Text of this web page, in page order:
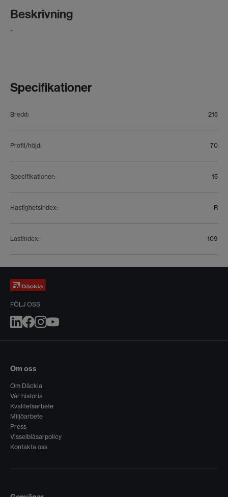
Beskrivning
-
Specifikationer
Bredd: 215
Profil/höjd: 70
Specifikationer: 15
Hastighetsindex: R
Lastindex: 109
FÖLJ OSS
Om oss
Om Däckia
Vår historia
Kvalitetsarbete
Miljöarbete
Press
Visselblåsarpolicy
Kontakta oss